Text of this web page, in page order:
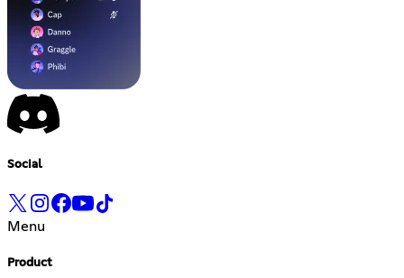
Social
Menu
Product